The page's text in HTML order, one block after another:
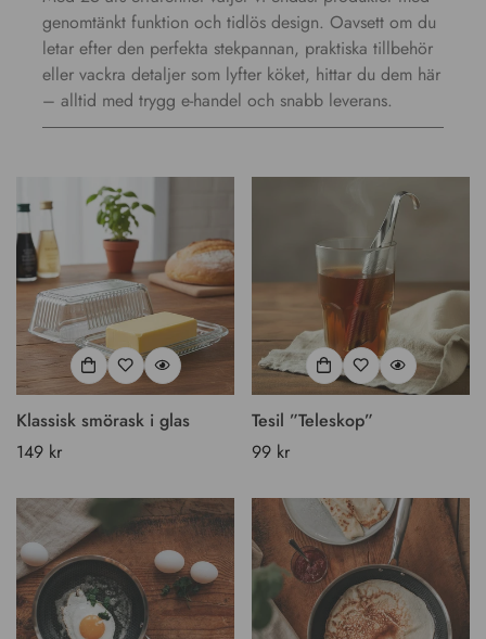
genomtänkt funktion och tidlös design. Oavsett om du
letar efter den perfekta stekpannan, praktiska tillbehör
eller vackra detaljer som lyfter köket, hittar du dem här
– alltid med trygg e-handel och snabb leverans.
Klassisk smörask i glas
Vanligt
149 kr
Tesil ”Teleskop”
Vanligt
99 kr